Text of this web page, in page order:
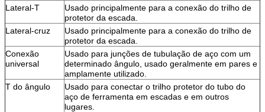
Lateral-T
Usado principalmente para a conexão do trilho de
protetor da escada.
Lateral-cruz
Usado principalmente para a conexão do trilho de
protetor da escada.
Conexão
universal
Usado para junções de tubulação de aço com um
determinado ângulo, usado geralmente em pares e
amplamente utilizado.
T do ângulo
Usado para conectar o trilho protetor do tubo do
aço de ferramenta em escadas e em outros
lugares.